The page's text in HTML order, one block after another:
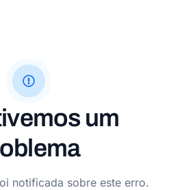
um
notificada sobre este erro.